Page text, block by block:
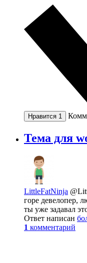
Нравится 1
Тема для
LittleFatNinja
горе девелопер,
ты уже задавал
Ответ написан
1 комментарий